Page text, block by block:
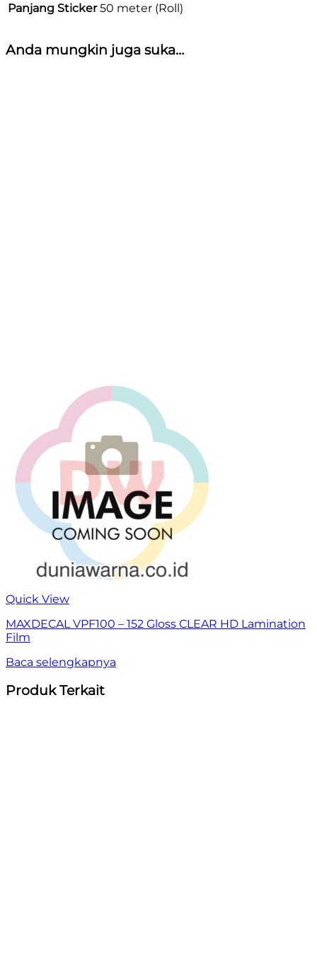
Panjang Sticker 50 meter (Roll)
Anda mungkin juga suka…
Quick View
MAXDECAL VPF100 – 152 Gloss CLEAR HD Lamination
Film
Baca selengkapnya
Produk Terkait